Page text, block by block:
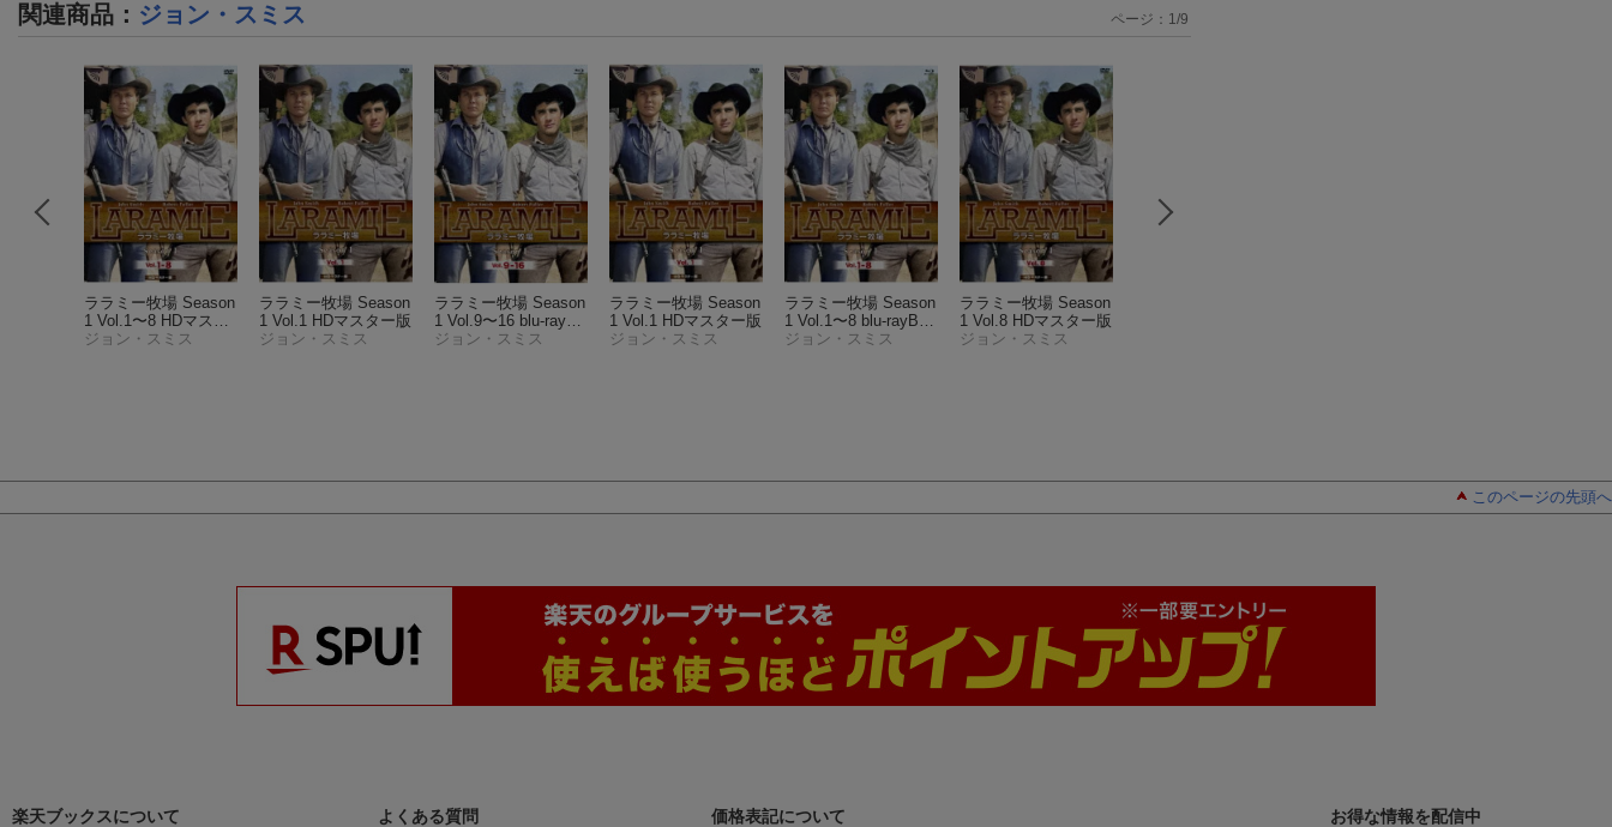
関連商品 ： ジョン・スミス
ララミー牧場 Season
1 Vol.1〜8 HDマスタ
ー版BOX
ジョン・スミス
ララミー牧場 Season
1 Vol.1 HDマスター版
ジョン・スミス
ララミー牧場 Season
1 Vol.9〜16 blu-rayB
OX【Blu-ray】
ジョン・スミス
ララミー牧場 Season
1 Vol.1 HDマスター版
ジョン・スミス
ララミー牧場 Season
1 Vol.1〜8 blu-rayBO
X【Blu-ray】
ジョン・スミス
ララミー牧場 Season
1 Vol.8 HDマスター版
ジョン・スミス
ページ： 1/9
このページの先頭へ
楽天ブックスについて よくある質問 価格表記について お得な情報を配信中